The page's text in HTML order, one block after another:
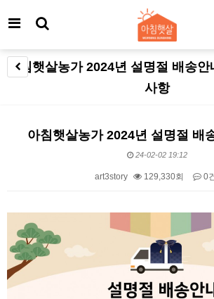
아침햇살농가 2024년 설명절 배송
사항
아침햇살농가 2024년 설명절 배
24-02-02 19:12
art3story 129,330회 0
본문